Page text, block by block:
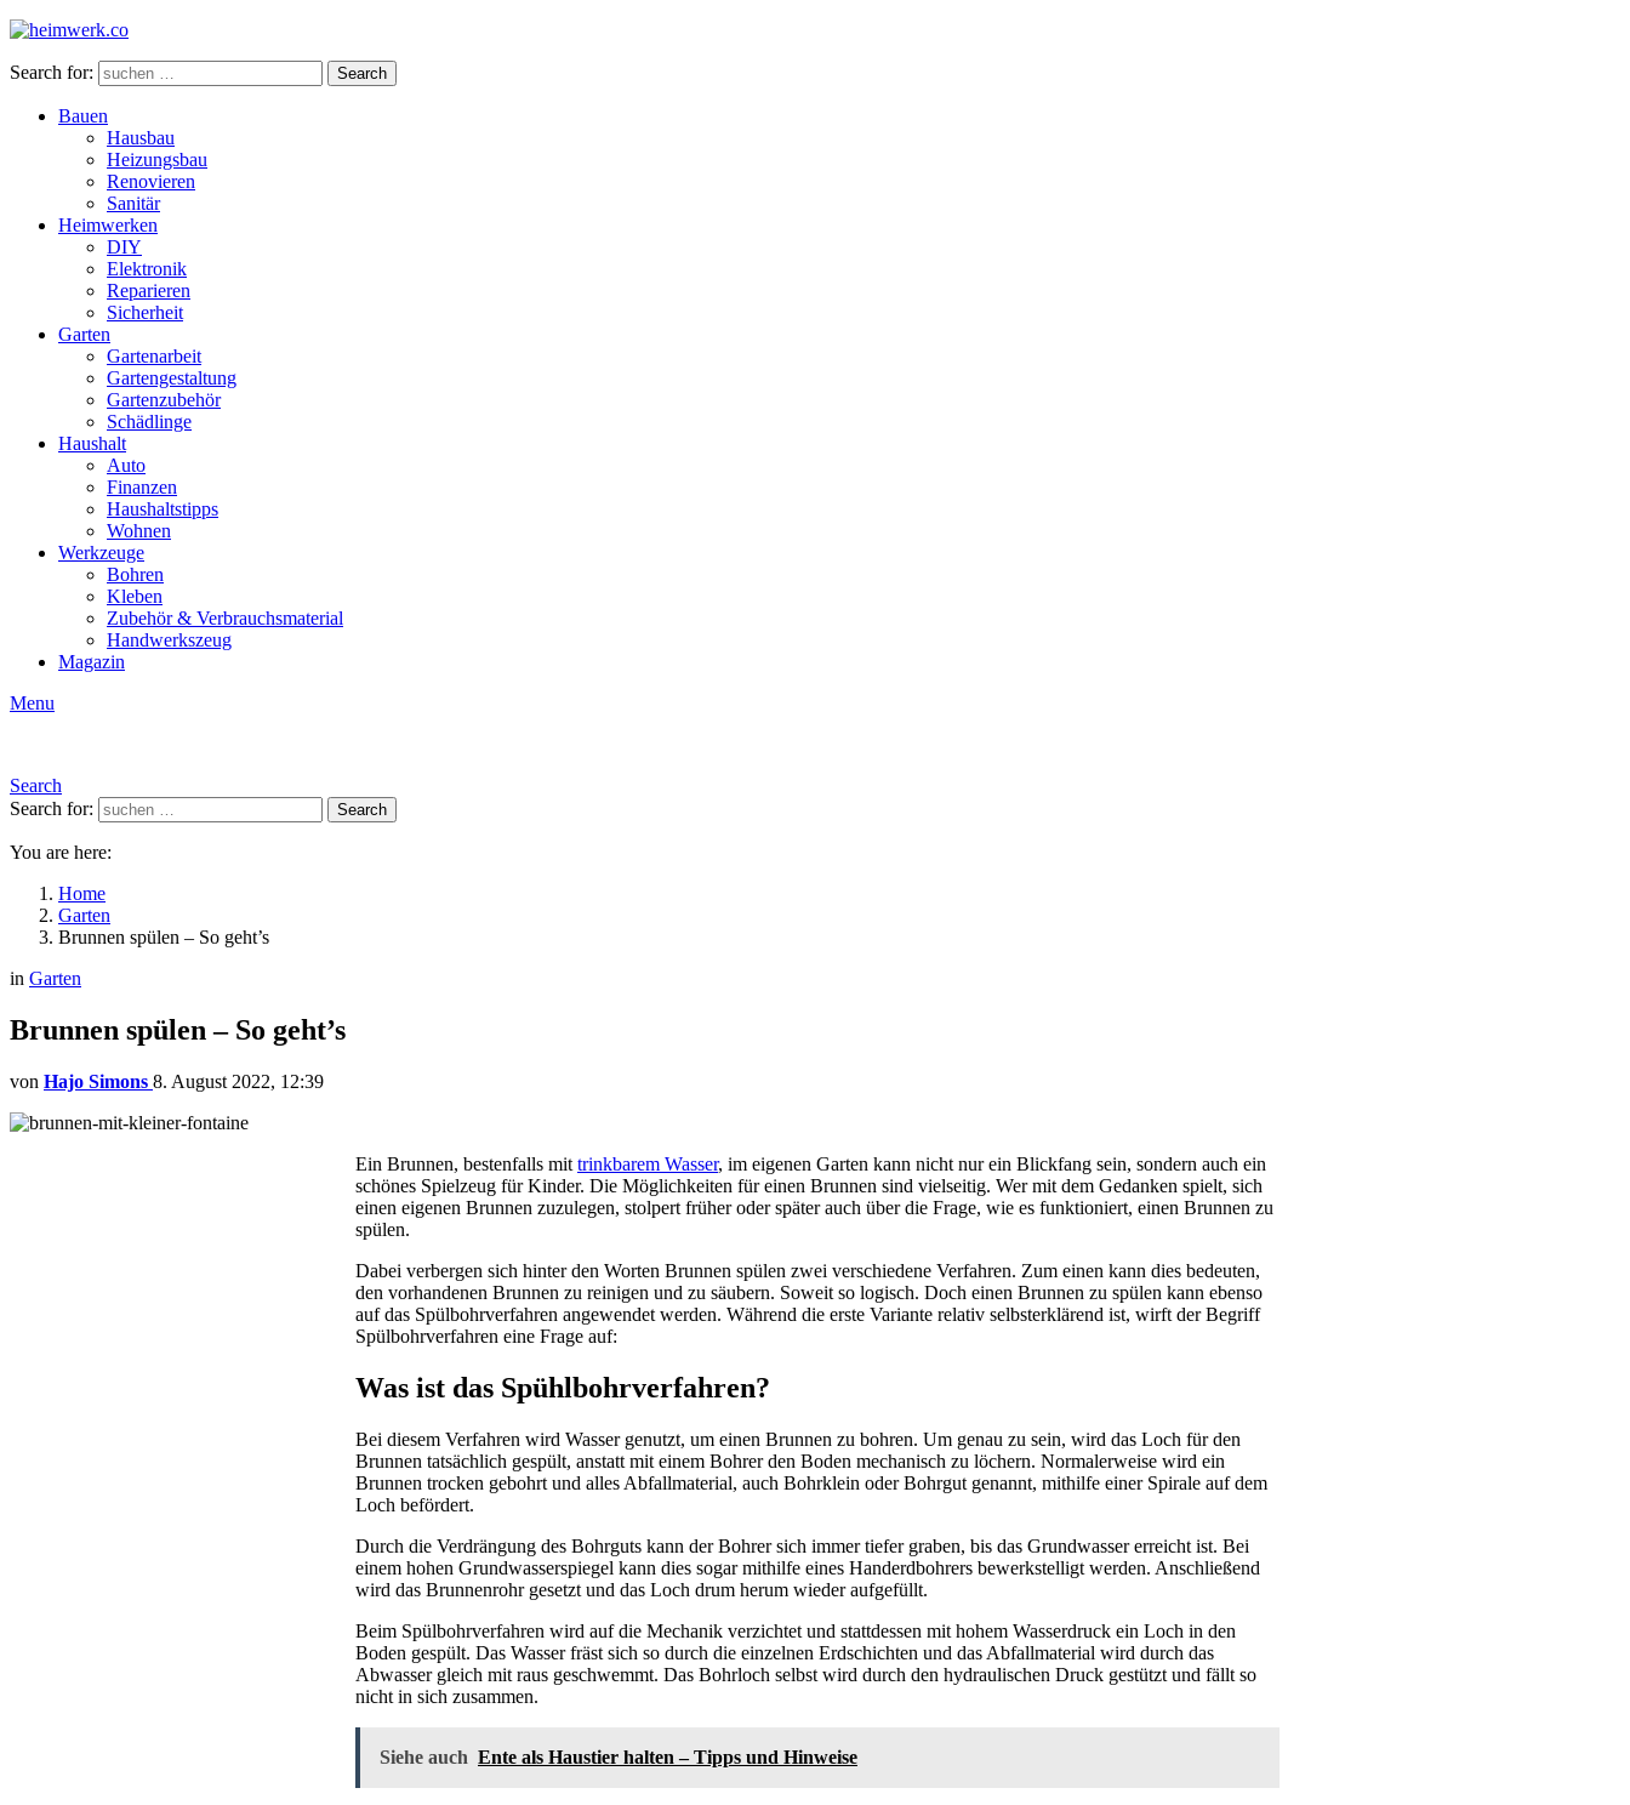
Search for: Search
Bauen
Hausbau
Heizungsbau
Renovieren
Sanitär
Heimwerken
DIY
Elektronik
Reparieren
Sicherheit
Garten
Gartenarbeit
Gartengestaltung
Gartenzubehör
Schädlinge
Haushalt
Auto
Finanzen
Haushaltstipps
Wohnen
Werkzeuge
Bohren
Kleben
Zubehör & Verbrauchsmaterial
Handwerkszeug
Magazin
Menu
Search
Search for:
Search
You are here:
Home
Garten
Brunnen spülen – So geht’s
in Garten
Brunnen spülen – So geht’s
von Hajo Simons 8. August 2022, 12:39
Ein Brunnen, bestenfalls mit trinkbarem Wasser, im eigenen Garten kann nicht nur ein Blickfang sein, sondern auch ein
schönes Spielzeug für Kinder. Die Möglichkeiten für einen Brunnen sind vielseitig. Wer mit dem Gedanken spielt, sich
einen eigenen Brunnen zuzulegen, stolpert früher oder später auch über die Frage, wie es funktioniert, einen Brunnen zu
spülen.
Dabei verbergen sich hinter den Worten Brunnen spülen zwei verschiedene Verfahren. Zum einen kann dies bedeuten,
den vorhandenen Brunnen zu reinigen und zu säubern. Soweit so logisch. Doch einen Brunnen zu spülen kann ebenso
auf das Spülbohrverfahren angewendet werden. Während die erste Variante relativ selbsterklärend ist, wirft der Begriff
Spülbohrverfahren eine Frage auf:
Was ist das Spühlbohrverfahren?
Bei diesem Verfahren wird Wasser genutzt, um einen Brunnen zu bohren. Um genau zu sein, wird das Loch für den
Brunnen tatsächlich gespült, anstatt mit einem Bohrer den Boden mechanisch zu löchern. Normalerweise wird ein
Brunnen trocken gebohrt und alles Abfallmaterial, auch Bohrklein oder Bohrgut genannt, mithilfe einer Spirale auf dem
Loch befördert.
Durch die Verdrängung des Bohrguts kann der Bohrer sich immer tiefer graben, bis das Grundwasser erreicht ist. Bei
einem hohen Grundwasserspiegel kann dies sogar mithilfe eines Handerdbohrers bewerkstelligt werden. Anschließend
wird das Brunnenrohr gesetzt und das Loch drum herum wieder aufgefüllt.
Beim Spülbohrverfahren wird auf die Mechanik verzichtet und stattdessen mit hohem Wasserdruck ein Loch in den
Boden gespült. Das Wasser fräst sich so durch die einzelnen Erdschichten und das Abfallmaterial wird durch das
Abwasser gleich mit raus geschwemmt. Das Bohrloch selbst wird durch den hydraulischen Druck gestützt und fällt so
nicht in sich zusammen.
Siehe auch Ente als Haustier halten – Tipps und Hinweise